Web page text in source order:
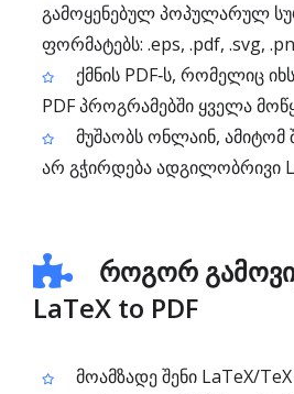
გამოყენებულ პოპულარულ
ფორმატებს: .eps, .pdf, .svg,
ქმნის PDF‑ს, რომელიც
PDF პროგრამებში ყველა
მუშაობს ონლაინ, ამიტომ
არ გჭირდება ადგილობრივი
როგორ
LaTeX to PDF
მოამზადე შენი LaTeX/